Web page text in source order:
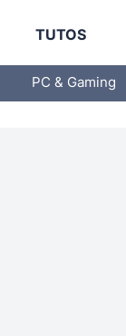
TUTOS
PC & Gaming